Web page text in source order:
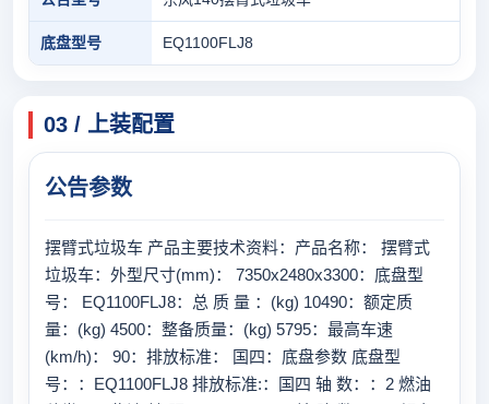
底盘型号 EQ1100FLJ8
03 / 上装配置
公告参数
摆臂式垃圾车 产品主要技术资料：产品名称： 摆臂式
垃圾车：外型尺寸(mm)： 7350x2480x3300：底盘型
号： EQ1100FLJ8：总 质 量 ：(kg) 10490：额定质
量：(kg) 4500：整备质量：(kg) 5795：最高车速
(km/h)： 90：排放标准： 国四：底盘参数 底盘型
号：：EQ1100FLJ8 排放标准:：国四 轴 数：：2 燃油